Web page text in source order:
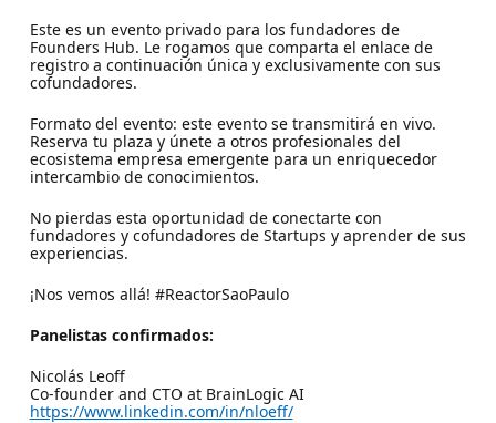
Este es un evento privado para los fundadores de
Founders Hub. Le rogamos que comparta el enlace de
registro a continuación única y exclusivamente con sus
cofundadores.
Formato del evento: este evento se transmitirá en vivo.
Reserva tu plaza y únete a otros profesionales del
ecosistema empresa emergente para un enriquecedor
intercambio de conocimientos.
No pierdas esta oportunidad de conectarte con
fundadores y cofundadores de Startups y aprender de sus
experiencias.
¡Nos vemos allá! #ReactorSaoPaulo
Panelistas confirmados:
Nicolás Leoff
Co-founder and CTO at BrainLogic AI
https://www.linkedin.com/in/nloeff/